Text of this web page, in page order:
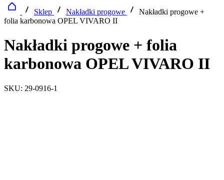
Sklep Nakładki progowe
Nakładki progowe +
folia karbonowa OPEL VIVARO II
Nakładki progowe + folia
karbonowa OPEL VIVARO II
SKU: 29-0916-1